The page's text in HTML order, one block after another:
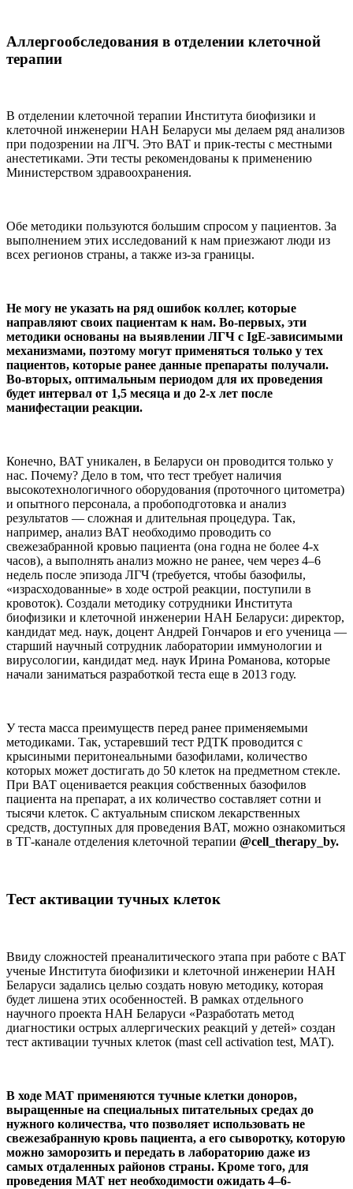
Аллергообследования в отделении клеточной
терапии
В отделении клеточной терапии Института биофизики и
клеточной инженерии НАН Беларуси мы делаем ряд анализов
при подозрении на ЛГЧ. Это ВАТ и прик-тесты с местными
анестетиками. Эти тесты рекомендованы к применению
Министерством здравоохранения.
Обе методики пользуются большим спросом у пациентов. За
выполнением этих исследований к нам приезжают люди из
всех регионов страны, а также из-за границы.
Не могу не указать на ряд ошибок коллег, которые
направляют своих пациентам к нам. Во-первых, эти
методики основаны на выявлении ЛГЧ с IgE-зависимыми
механизмами, поэтому могут применяться только у тех
пациентов, которые ранее данные препараты получали.
Во-вторых, оптимальным периодом для их проведения
будет интервал от 1,5 месяца и до 2-х лет после
манифестации реакции.
Конечно, ВАТ уникален, в Беларуси он проводится только у
нас. Почему? Дело в том, что тест требует наличия
высокотехнологичного оборудования (проточного цитометра)
и опытного персонала, а пробоподготовка и анализ
результатов — сложная и длительная процедура. Так,
например, анализ ВАТ необходимо проводить со
свежезабранной кровью пациента (она годна не более 4-х
часов), а выполнять анализ можно не ранее, чем через 4–6
недель после эпизода ЛГЧ (требуется, чтобы базофилы,
«израсходованные» в ходе острой реакции, поступили в
кровоток). Создали методику сотрудники Института
биофизики и клеточной инженерии НАН Беларуси: директор,
кандидат мед. наук, доцент Андрей Гончаров и его ученица —
старший научный сотрудник лаборатории иммунологии и
вирусологии, кандидат мед. наук Ирина Романова, которые
начали заниматься разработкой теста еще в 2013 году.
У теста масса преимуществ перед ранее применяемыми
методиками. Так, устаревший тест РДТК проводится с
крысиными перитонеальными базофилами, количество
которых может достигать до 50 клеток на предметном стекле.
При ВАТ оценивается реакция собственных базофилов
пациента на препарат, а их количество составляет сотни и
тысячи клеток. С актуальным списком лекарственных
средств, доступных для проведения ВAT, можно ознакомиться
в ТГ-канале отделения клеточной терапии @cell_therapy_by.
Тест активации тучных клеток
Ввиду сложностей преаналитического этапа при работе с ВАТ
ученые Института биофизики и клеточной инженерии НАН
Беларуси задались целью создать новую методику, которая
будет лишена этих особенностей. В рамках отдельного
научного проекта НАН Беларуси «Разработать метод
диагностики острых аллергических реакций у детей» создан
тест активации тучных клеток (mast cell activation test, МАТ).
В ходе МАТ применяются тучные клетки доноров,
выращенные на специальных питательных средах до
нужного количества, что позволяет использовать не
свежезабранную кровь пациента, а его сыворотку, которую
можно заморозить и передать в лабораторию даже из
самых отдаленных районов страны. Кроме того, для
проведения МАТ нет необходимости ожидать 4–6-